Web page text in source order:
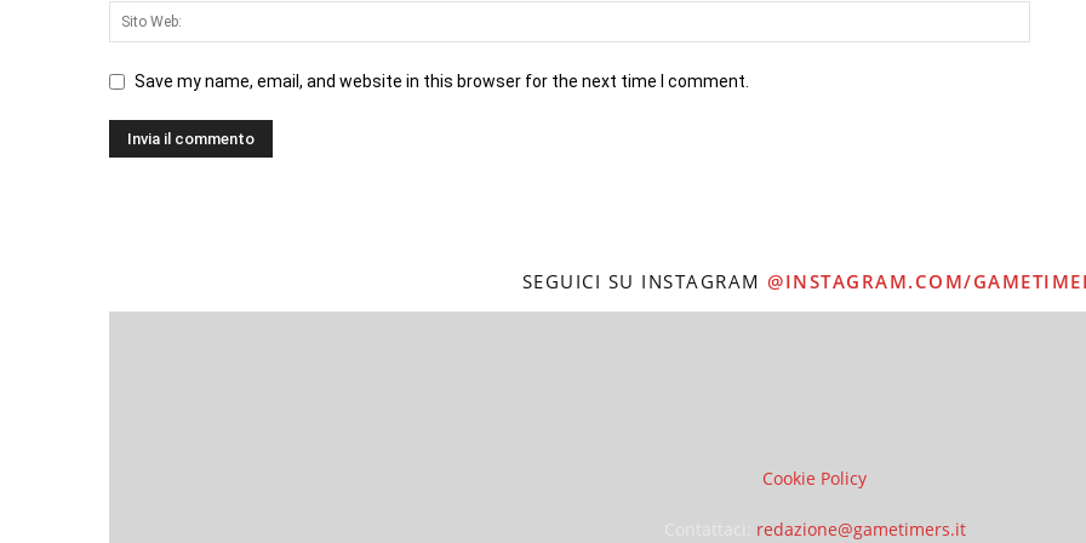
Save my name, email, and website in this browser for the next time I comment.
SEGUICI SU INSTAGRAM @INSTAGRAM.COM/
Cookie Policy
redazione@gametimers.it